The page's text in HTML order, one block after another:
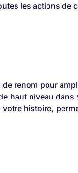
les actions de
renom pour
haut niveau dans
histoire,